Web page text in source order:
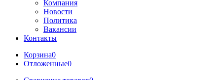
Компания
Новости
Политика
Вакансии
Контакты
Корзина0
Отложенные0